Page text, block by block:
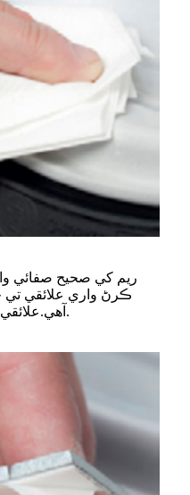
ڪرڻ واري علائقي تي
آهي.علائقي کي صاف ۽ سڪل صاف ڪريو.